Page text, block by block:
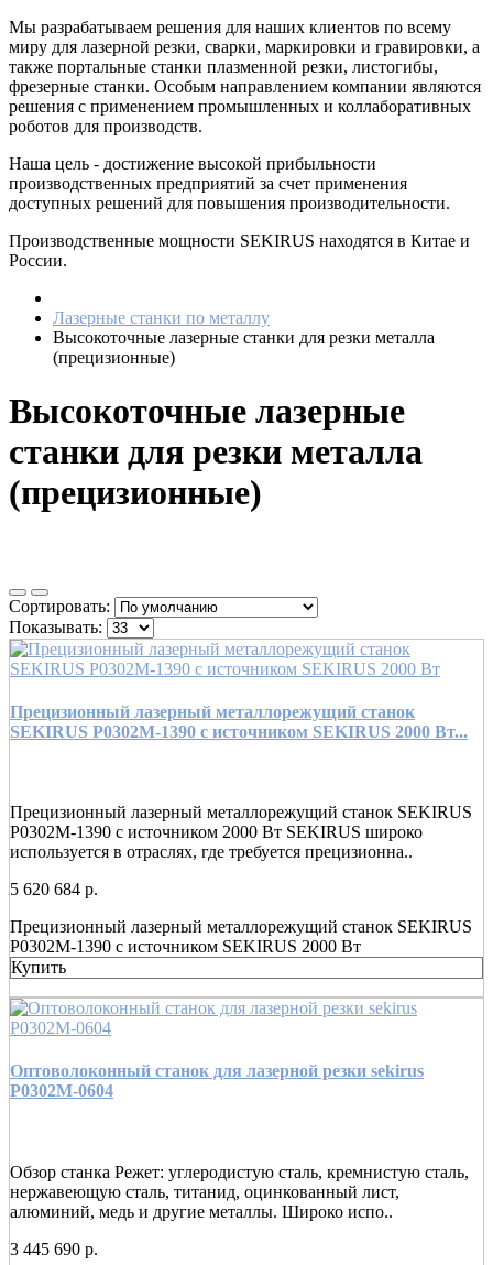
Мы разрабатываем решения для наших клиентов по всему
миру для лазерной резки, сварки, маркировки и гравировки, а
также портальные станки плазменной резки, листогибы,
фрезерные станки. Особым направлением компании являются
решения с применением промышленных и коллаборативных
роботов для производств.
Наша цель - достижение высокой прибыльности
производственных предприятий за счет применения
доступных решений для повышения производительности.
Производственные мощности SEKIRUS находятся в Китае и
России.
Лазерные станки по металлу
Высокоточные лазерные станки для резки металла
(прецизионные)
Высокоточные лазерные
станки для резки металла
(прецизионные)
Сортировать:
Показывать:
Прецизионный лазерный металлорежущий станок
SEKIRUS P0302M-1390 c источником SEKIRUS 2000 Вт...
Прецизионный лазерный металлорежущий станок SEKIRUS
P0302M-1390 с источником 2000 Вт SEKIRUS широко
используется в отраслях, где требуется прецизионна..
5 620 684 р.
Прецизионный лазерный металлорежущий станок SEKIRUS
P0302M-1390 c источником SEKIRUS 2000 Вт
Купить
Оптоволоконный станок для лазерной резки sekirus
P0302М-0604
Обзор станка Режет: углеродистую сталь, кремнистую сталь,
нержавеющую сталь, титанид, оцинкованный лист,
алюминий, медь и другие металлы. Широко испо..
3 445 690 р.